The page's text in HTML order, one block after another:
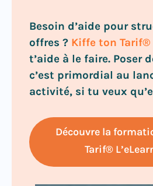
Besoin d’aide pour
offres ? Kiffe ton Tarif®
t’aide à le faire. Poser
c’est primordial au
activité, si tu veux
Découvre la
Tarif®